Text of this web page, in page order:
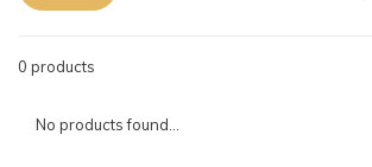
0 products
No products found...